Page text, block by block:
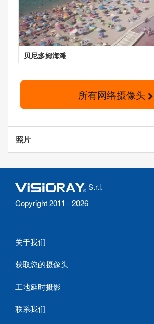
贝尼多姆海滩
所有网络摄像头
照片
S.r.l.
Copyright 2011 - 2026
关于我们
获取您的摄像头
工地延时摄影
联系我们